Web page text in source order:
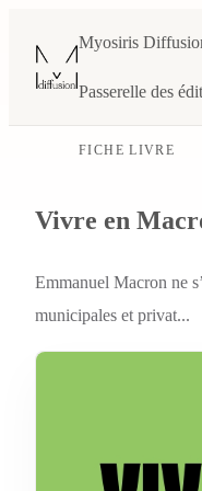
Myosiris
Passerelle des
FICHE LIVRE
Vivre en
Emmanuel Macron ne
municipales et privat...